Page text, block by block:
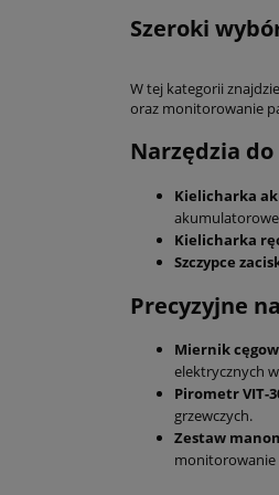
Szeroki
W tej kategorii
oraz monitorowanie
Narzędzia
Kielicharka
Kielicharka
Szczypce
Precyzyjne
Miernik
elektrycznych
Pirometr VIT-
grzewczych.
Zestaw
monitorowanie